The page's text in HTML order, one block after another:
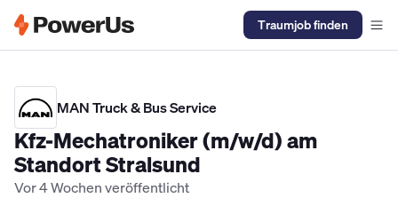
Traumjob finden
MAN Truck & Bus Service
Kfz-Mechatroniker (m/w/d) am
Standort Stralsund
Vor 4 Wochen veröffentlicht